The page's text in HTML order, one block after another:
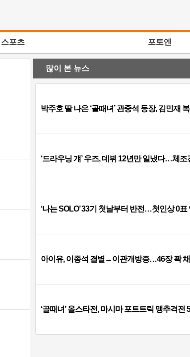
스포츠 포토엔
많이 본 뉴스
박주호 딸 나은 ‘골때녀’ 관중석 등장, 김민재
‘드라우닝 걔’ 우즈, 데뷔 12년만 일냈다…체
‘나는 SOLO’ 33기 첫날부터 반전…첫인상 0
아이유, 이종석 결별→이관개방증…46장 꽉
‘골때녀’ 올스타전, 마시마 포트트릭 맹추격전